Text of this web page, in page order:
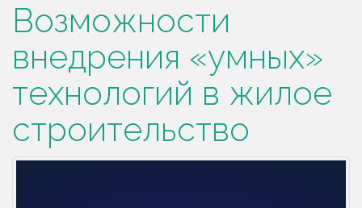
Возможности
внедрения «умных»
технологий в жилое
строительство